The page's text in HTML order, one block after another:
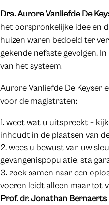
Dra. Aurore Vanliefde De
het oorspronkelijke idee en
huizen waren bedoeld ter
gekende nefaste gevolgen.
van het systeem.
Aurore Vanliefde De Keyser
voor de magistraten:
weet wat u uitspreekt –
inhoudt in de plaatsen van
wees u bewust van uw
gevangenispopulatie, sta
zoek samen naar een
voeren leidt alleen maar tot
Prof. dr. Jonathan Bernaerts